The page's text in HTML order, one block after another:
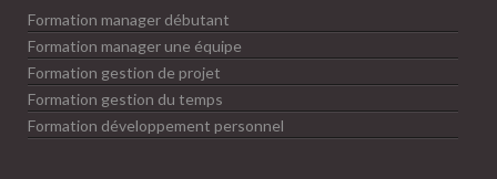
Formation manager débutant
Formation manager une équipe
Formation gestion de projet
Formation gestion du temps
Formation développement personnel